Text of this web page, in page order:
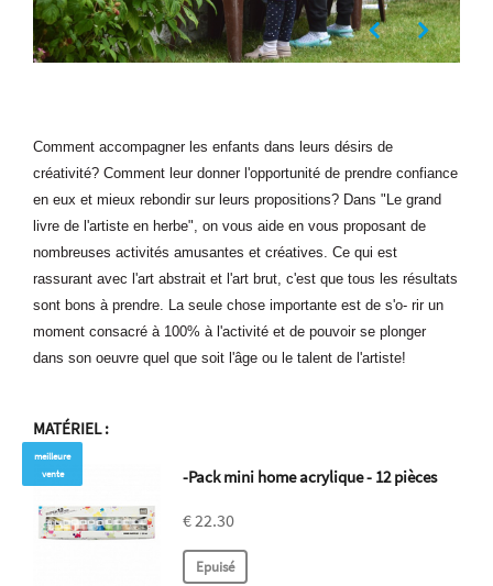
Comment accompagner les enfants dans leurs désirs de
créativité? Comment leur donner l'opportunité de prendre confiance
en eux et mieux rebondir sur leurs propositions? Dans "Le grand
livre de l'artiste en herbe", on vous aide en vous proposant de
nombreuses activités amusantes et créatives. Ce qui est
rassurant avec l'art abstrait et l'art brut, c'est que tous les résultats
sont bons à prendre. La seule chose importante est de s'o- rir un
moment consacré à 100% à l'activité et de pouvoir se plonger
dans son oeuvre quel que soit l'âge ou le talent de l'artiste!
MATÉRIEL:
meilleure
vente
-Pack mini home acrylique - 12 pièces
€ 22.30